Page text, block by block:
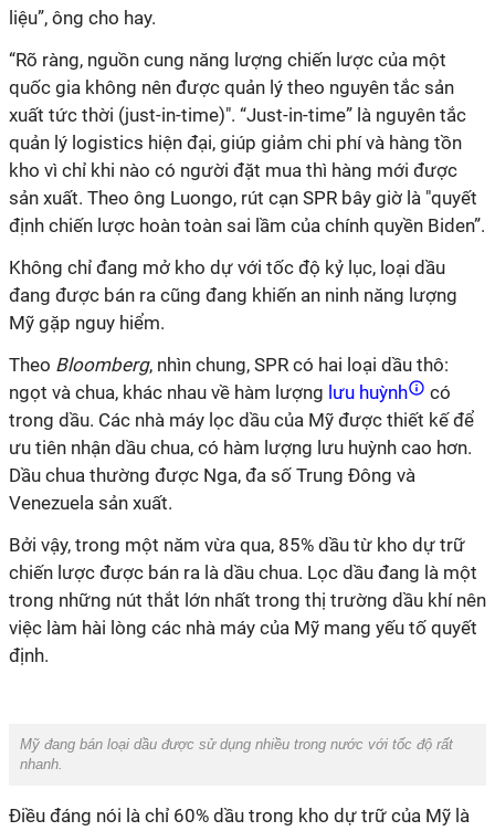
liệu”, ông cho hay.
“Rõ ràng, nguồn cung năng lượng chiến lược của một
quốc gia không nên được quản lý theo nguyên tắc sản
xuất tức thời (just-in-time)". “Just-in-time” là nguyên tắc
quản lý logistics hiện đại, giúp giảm chi phí và hàng tồn
kho vì chỉ khi nào có người đặt mua thì hàng mới được
sản xuất. Theo ông Luongo, rút cạn SPR bây giờ là "quyết
định chiến lược hoàn toàn sai lầm của chính quyền Biden”.
Không chỉ đang mở kho dự với tốc độ kỷ lục, loại dầu
đang được bán ra cũng đang khiến an ninh năng lượng
Mỹ gặp nguy hiểm.
Theo Bloomberg, nhìn chung, SPR có hai loại dầu thô:
ngọt và chua, khác nhau về hàm lượng lưu huỳnh
có
trong dầu. Các nhà máy lọc dầu của Mỹ được thiết kế để
ưu tiên nhận dầu chua, có hàm lượng lưu huỳnh cao hơn.
Dầu chua thường được Nga, đa số Trung Đông và
Venezuela sản xuất.
Bởi vậy, trong một năm vừa qua, 85% dầu từ kho dự trữ
chiến lược được bán ra là dầu chua. Lọc dầu đang là một
trong những nút thắt lớn nhất trong thị trường dầu khí nên
việc làm hài lòng các nhà máy của Mỹ mang yếu tố quyết
định.
Mỹ đang bán loại dầu được sử dụng nhiều trong nước với tốc độ rất
nhanh.
Điều đáng nói là chỉ 60% dầu trong kho dự trữ của Mỹ là